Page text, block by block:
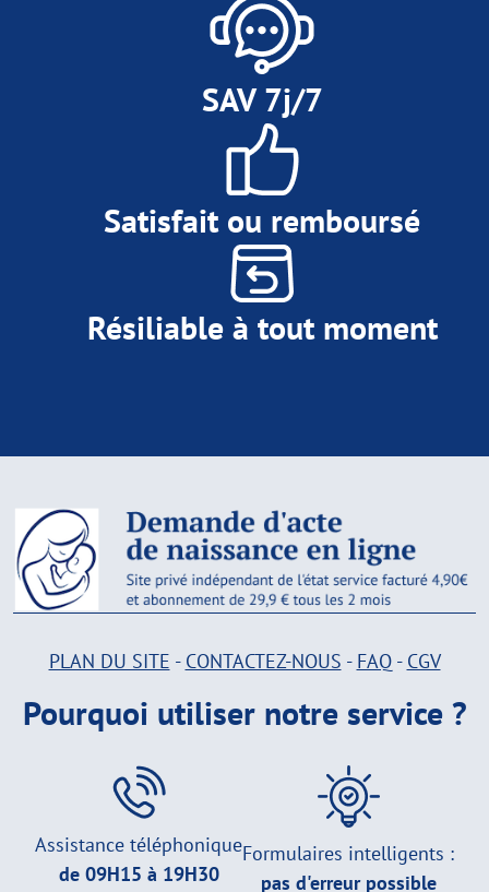
SAV 7j/7
Satisfait ou remboursé
Résiliable à tout moment
PLAN DU SITE - CONTACTEZ-NOUS - FAQ- CGV
Pourquoi utiliser notre service ?
Assistance téléphonique
de 09H15 à 19H30
Formulaires intelligents :
pas d'erreur possible